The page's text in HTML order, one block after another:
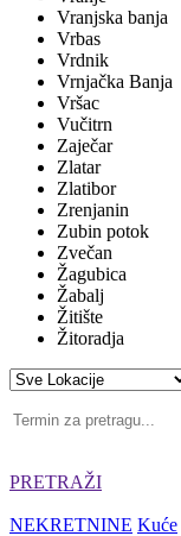
Vranjska banja
Vrbas
Vrdnik
Vrnjačka Banja
Vršac
Vučitrn
Zaječar
Zlatar
Zlatibor
Zrenjanin
Zubin potok
Zvečan
Žagubica
Žabalj
Žitište
Žitoradja
PRETRAŽI
NEKRETNINE Kuće